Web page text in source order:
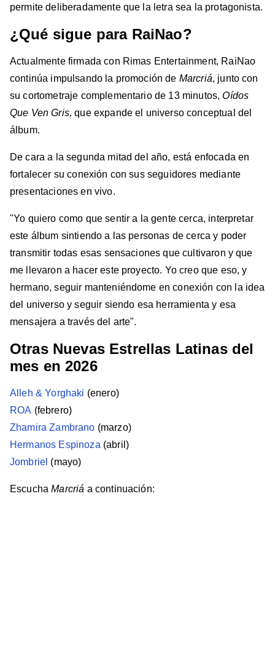
permite deliberadamente que la letra sea la protagonista.
¿Qué sigue para RaiNao?
Actualmente firmada con Rimas Entertainment, RaiNao
continúa impulsando la promoción de Marcriá, junto con
su cortometraje complementario de 13 minutos,Oídos
Que Ven Gris, que expande el universo conceptual del
álbum.
De cara a la segunda mitad del año, está enfocada en
fortalecer su conexión con sus seguidores mediante
presentaciones en vivo.
"Yo quiero como que sentir a la gente cerca, interpretar
este álbum sintiendo a las personas de cerca y poder
transmitir todas esas sensaciones que cultivaron y que
me llevaron a hacer este proyecto. Yo creo que eso, y
hermano, seguir manteniéndome en conexión con la idea
del universo y seguir siendo esa herramienta y esa
mensajera a través del arte".
Otras Nuevas Estrellas Latinas del
mes en 2026
Alleh & Yorghaki (enero)
ROA (febrero)
Zhamira Zambrano (marzo)
Hermanos Espinoza (abril)
Jombriel (mayo)
EscuchaMarcriá a continuación: